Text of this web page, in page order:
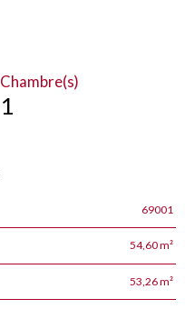
Chambre(s)
1
69001
54,60 m²
53,26 m²